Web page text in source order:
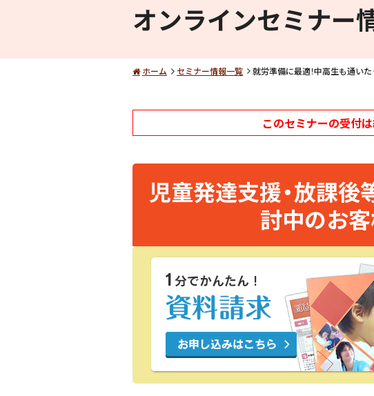
オンラインセミナー
ホーム セミナー情報一覧 就労準備に最適！中高生も通い
このセミナーの受付
児童発達支援・放課
討中のお